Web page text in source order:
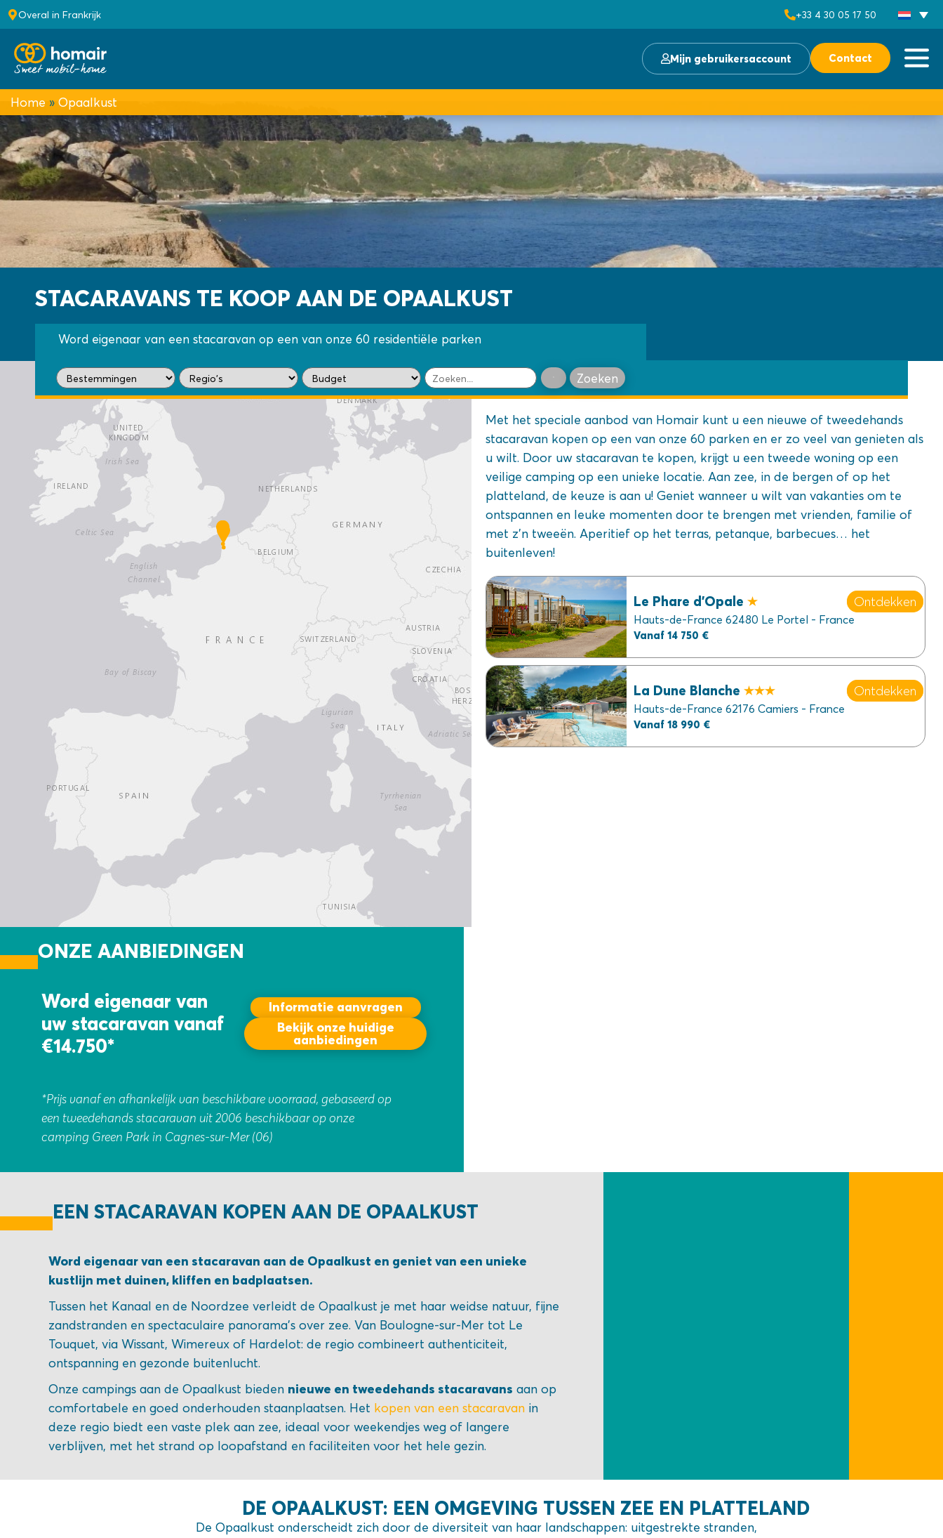
Overal in Frankrijk +33 4 30 05 17 50
Mijn gebruikersaccount Contact
Home » Opaalkust
STACARAVANS TE KOOP AAN DE OPAALKUST
Word eigenaar van een stacaravan op een van onze 60 residentiële parken
Zoeken
Met het speciale aanbod van Homair kunt u een nieuwe of tweedehands
stacaravan kopen op een van onze 60 parken en er zo veel van genieten als
u wilt. Door uw stacaravan te kopen, krijgt u een tweede woning op een
veilige camping op een unieke locatie. Aan zee, in de bergen of op het
platteland, de keuze is aan u! Geniet wanneer u wilt van vakanties om te
ontspannen en leuke momenten door te brengen met vrienden, familie of
met z'n tweeën. Aperitief op het terras, petanque, barbecues… het
buitenleven!
Le Phare d’Opale Ontdekken
Hauts-de-France 62480 Le Portel - France
Vanaf 14 750 €
La Dune Blanche Ontdekken
Hauts-de-France 62176 Camiers - France
Vanaf 18 990 €
ONZE AANBIEDINGEN
Word eigenaar van
uw stacaravan vanaf
€14.750*
Informatie aanvragen
Bekijk onze huidige
aanbiedingen
*Prijs vanaf en afhankelijk van beschikbare voorraad, gebaseerd op
een tweedehands stacaravan uit 2006 beschikbaar op onze
camping Green Park in Cagnes-sur-Mer (06)
EEN STACARAVAN KOPEN AAN DE OPAALKUST
Word eigenaar van een stacaravan aan de Opaalkust en geniet van een unieke
kustlijn met duinen, kliffen en badplaatsen.
Tussen het Kanaal en de Noordzee verleidt de Opaalkust je met haar weidse natuur, fijne
zandstranden en spectaculaire panorama’s over zee. Van Boulogne-sur-Mer tot Le
Touquet, via Wissant, Wimereux of Hardelot: de regio combineert authenticiteit,
ontspanning en gezonde buitenlucht.
Onze campings aan de Opaalkust bieden nieuwe en tweedehands stacaravans aan op
comfortabele en goed onderhouden staanplaatsen. Het kopen van een stacaravanin
deze regio biedt een vaste plek aan zee, ideaal voor weekendjes weg of langere
verblijven, met het strand op loopafstand en faciliteiten voor het hele gezin.
DE OPAALKUST: EEN OMGEVING TUSSEN ZEE EN PLATTELAND
De Opaalkust onderscheidt zich door de diversiteit van haar landschappen: uitgestrekte stranden,